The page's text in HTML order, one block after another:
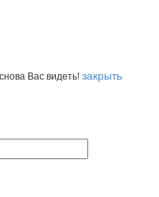
Вас видеть!закрыть